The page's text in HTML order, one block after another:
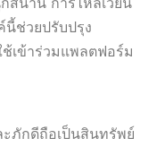
นี้ช่วยปรับปรุง
เข้าร่วมแพลตฟอร์ม
ภักดีถือเป็นสินทรัพย์